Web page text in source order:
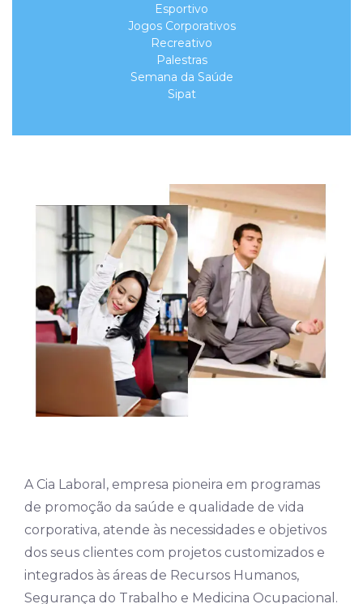
Esportivo
Jogos Corporativos
Recreativo
Palestras
Semana da Saúde
Sipat
A Cia Laboral, empresa pioneira em programas
de promoção da saúde e qualidade de vida
corporativa, atende às necessidades e objetivos
dos seus clientes com projetos customizados e
integrados às áreas de Recursos Humanos,
Segurança do Trabalho e Medicina Ocupacional.